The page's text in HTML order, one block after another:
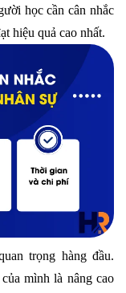
học cần cân nhắc
hiệu quả cao nhất.
trọng hàng đầu.
mình là nâng cao